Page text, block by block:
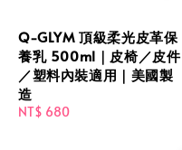
Q-GLYM 頂級柔光皮革保
養乳 500ml｜皮椅／皮件
／塑料內裝適用｜美國製
造
Regular
NT$ 680